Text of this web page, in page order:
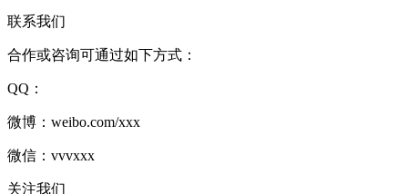
联系我们
合作或咨询可通过如下方式：
QQ：
微博：weibo.com/xxx
微信：vvvxxx
关注我们